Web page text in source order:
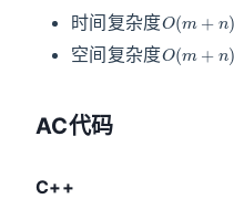
时间复杂度
空间复杂度
O (m + n)
AC代码
C++